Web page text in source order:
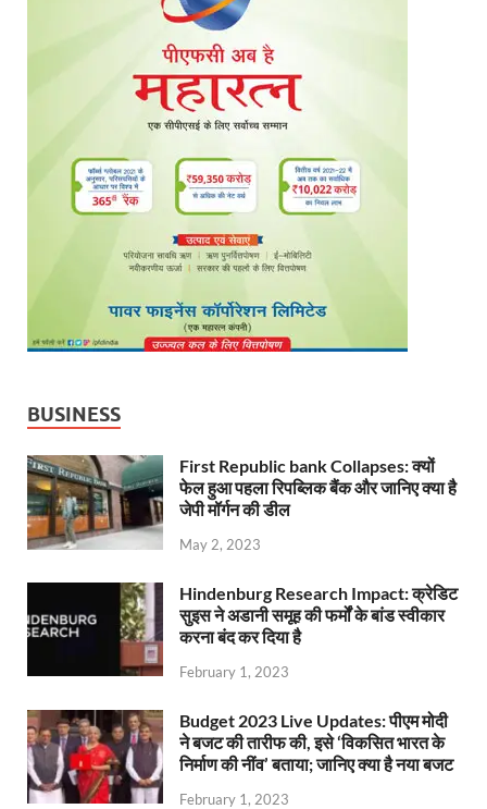
BUSINESS
First Republic bank Collapses: क्यों
फेल हुआ पहला रिपब्लिक बैंक और जानिए क्या है
जेपी मॉर्गन की डील
May 2, 2023
Hindenburg Research Impact: क्रेडिट
सुइस ने अडानी समूह की फर्मों के बांड स्वीकार
करना बंद कर दिया है
February 1, 2023
Budget 2023 Live Updates: पीएम मोदी
ने बजट की तारीफ की, इसे ‘विकसित भारत के
निर्माण की नींव’ बताया; जानिए क्या है नया बजट
February 1, 2023